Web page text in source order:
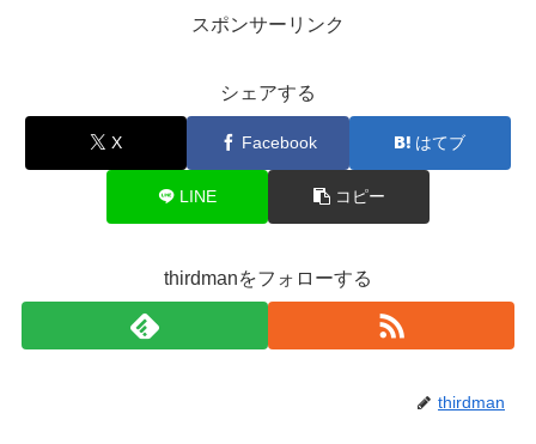
スポンサーリンク
シェアする
X Facebook はてブ
LINE コピー
thirdmanをフォローする
thirdman